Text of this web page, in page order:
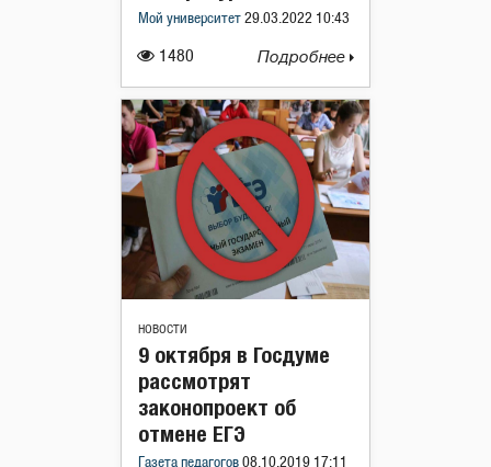
1480
Мой университет 29.03.2022 10:43
Подробнее
НОВОСТИ
9 октября в Госдуме
рассмотрят
законопроект об
отмене ЕГЭ
Газета педагогов 08.10.2019 17:11